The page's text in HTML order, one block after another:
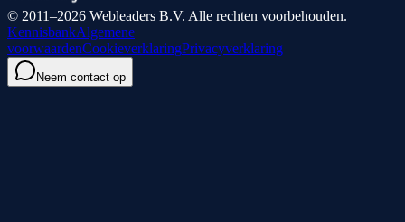
© 2011–2026 Webleaders B.V. Alle rechten voorbehouden.
KennisbankAlgemene
voorwaardenCookieverklaringPrivacyverklaring
Neem contact op